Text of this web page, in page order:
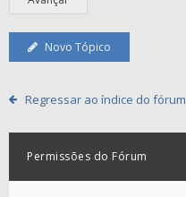
Novo Tópico
Regressar ao índice do fórum
Permissões do Fórum